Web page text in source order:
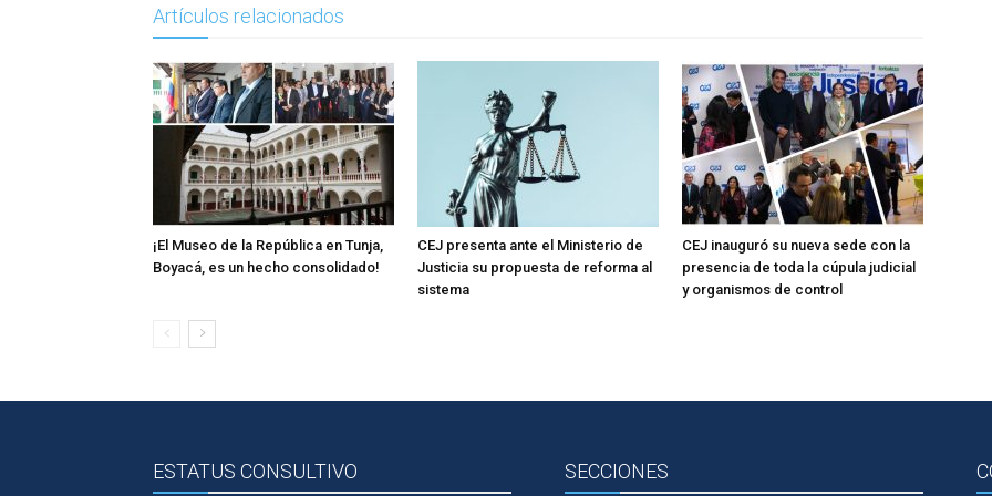
Artículos relacionados
¡El Museo de la República en Tunja,
Boyacá, es un hecho consolidado!
CEJ presenta ante el Ministerio de
Justicia su propuesta de reforma al
sistema
CEJ inauguró su nueva sede con la
presencia de toda la cúpula judicial
y organismos de control
ESTATUS CONSULTIVO SECCIONES